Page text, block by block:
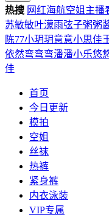
热搜 网红海航空姐 主播
苏敏敏叶濛雨弦子粥粥
陈77小玥玥意意小思佳
依然弯弯弯潘潘小乐悠
佳
首页
今日更新
模拍
空姐
丝袜
热裤
紧身裤
内衣泳装
VIP专属